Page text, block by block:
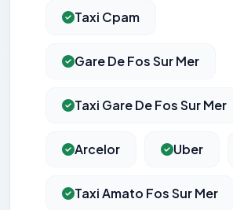
Taxi Cpam
Gare De Fos Sur Mer
Taxi Gare De Fos Sur Mer
Arcelor Uber
Taxi Amato Fos Sur Mer